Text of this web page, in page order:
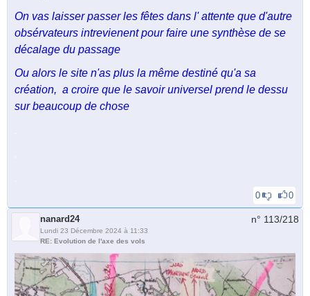
On vas laisser passer les fêtes dans l' attente que d'autre
obsérvateurs intrevienent pour faire une synthèse de se
décalage du passage
Ou alors le site n'as plus la même destiné qu'a sa
création, a croire que le savoir universel prend le dessu
sur beaucoup de chose
0 0
nanard24
Lundi 23 Décembre 2024 à 11:33
RE: Evolution de l'axe des vols
n° 113/218